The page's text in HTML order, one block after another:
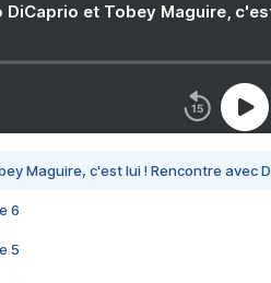
DiCaprio et Tobey Maguire,
Maguire, c'est lui ! Rencontre avec
6
5